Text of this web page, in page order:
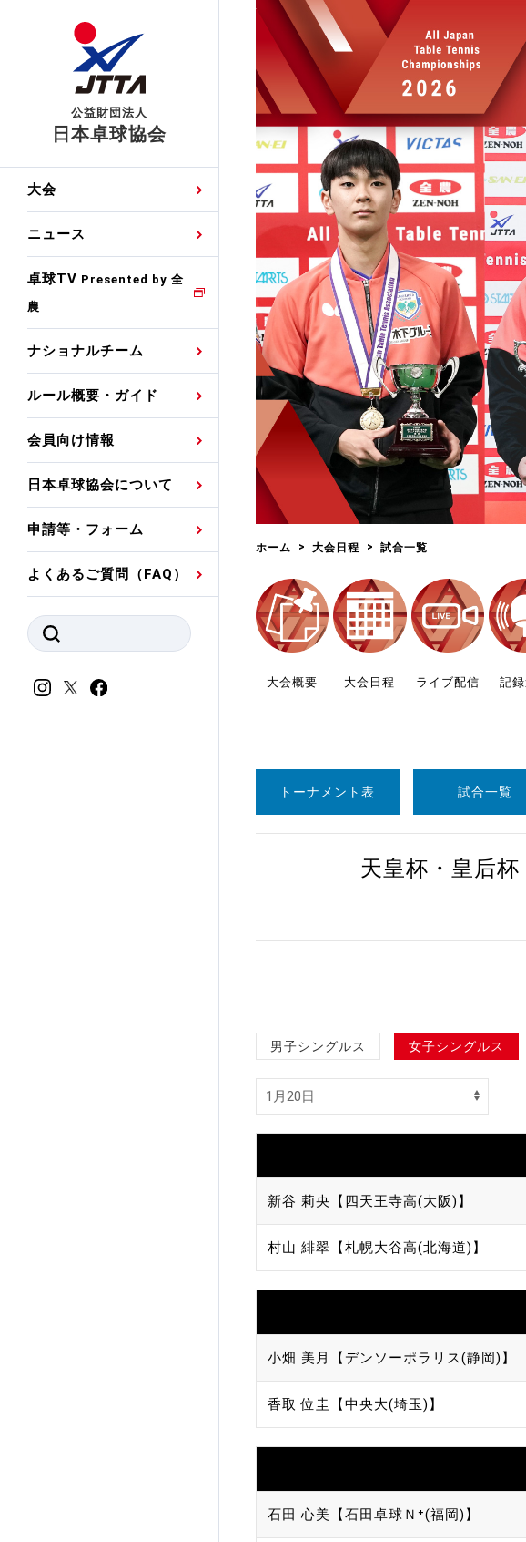
公益財団法人
日本卓球協会
大会 日程
公式記録
国内ランキング
公式大会優勝記録
ニュース
大会・試合
日本代表
特集
TV・メディア情報
お知らせ
プレスリリース
競技者(パスウェイ)・審判
その他
卓球TV Presented by 全
農
ナショナルチーム
男子ナショナルチーム選
手・候補
女子ナショナルチーム選
手・候補
男子世界ランキング
女子世界ランキング
各種選考基準
強化スタッフ
ルール概要・ガイド
卓球の基本的なルール
競技規則
観戦ガイド
卓球用語集
スポーツ栄養カルタ
会員向け情報
協会会員登録
ゼッケンについて
競技者育成事業
審判
指導者
公認資格者名簿
公認品一覧
公認メーカー一覧
委員会
指導者養成委員会
競技者育成委員会
スポーツ医・科学委員会
日本卓球協会について
卓球協会のミッション
会長あいさつ
役員委員
沿革・組織図
取り組み・活動
関連団体代表委員など
規程・お見舞い制度
ハンドブックデータ
事業計画・事業報告
財務諸表等
JTTAスポーツ団体ガバナ
ンスコード
販売品一覧
申請等・フォーム
国際交流届申込みフォーム
国際大会自主参加申請
競技ウエア広告申請
競技ウエアチーム名申請
日本卓球ルールのお問い合
わせ
審判員ネームプレート制作
申込
よくあるご質問（FAQ）
ホーム 大会日程 試合一覧
大会概要 大会日程 ライブ配信 記
トーナメント表 試合一覧
天皇杯・皇后
男子シングルス 女子シングルス
新谷 莉央【四天王寺高(大阪)】
村山 緋翠【札幌大谷高(北海道)】
小畑 美月【デンソーポラリス(静岡)】
香取 位圭【中央大(埼玉)】
石田 心美【石田卓球Ｎ⁺(福岡)】